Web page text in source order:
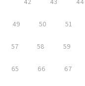
49 50 51
57 58 59
65 66 67